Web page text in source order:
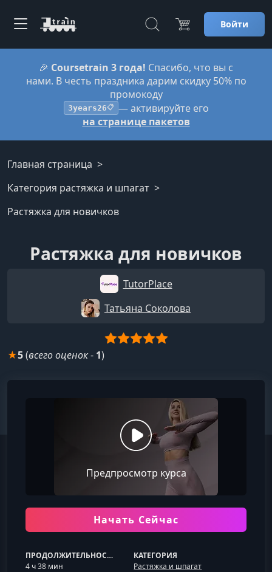
Войти
🎉 Coursetrain 3 года! Спасибо, что вы с
нами. В честь праздника дарим скидку 50% по
промокоду
3years26📋 — активируйте его
на странице пакетов
Главная страница
Категория растяжка и шпагат
Растяжка для новичков
Растяжка для новичков
TutorPlace
Татьяна Соколова
★5(всего оценок- 1)
Предпросмотр курса
Начать Сейчас
ПРОДОЛЖИТЕЛЬНОСТЬ
4 ч 38 мин
КАТЕГОРИЯ
Растяжка и шпагат